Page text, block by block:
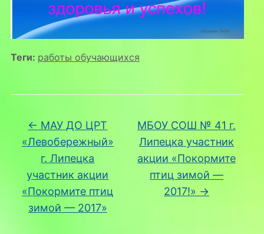
Теги: работы обучающихся
← МАУ ДО ЦРТ
«Левобережный»
г. Липецка
участник акции
«Покормите птиц
зимой — 2017»
МБОУ СОШ № 41 г.
Липецка участник
акции «Покормите
птиц зимой —
2017!» →